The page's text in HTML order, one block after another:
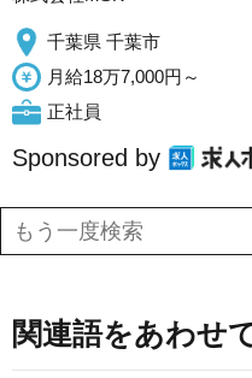
千葉県 千葉市
月給18万7,000円～
正社員
Sponsored by
関連語をあわせ